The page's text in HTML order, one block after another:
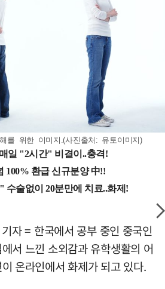
를 위한 이미지.(사진출처: 유토이미지)
자 = 한국에서 공부 중인 중국인
서 느낀 소외감과 유학생활의 어
온라인에서 화제가 되고 있다.